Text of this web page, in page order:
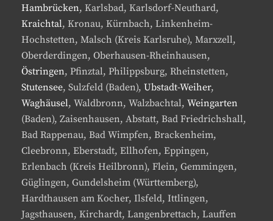
Hambrücken, Karlsbad, Karlsdorf-Neuthard,
Kraichtal, Kronau, Kürnbach, Linkenheim-
Hochstetten, Malsch (Kreis Karlsruhe), Marxzell,
Oberderdingen, Oberhausen-Rheinhausen,
Östringen, Pfinztal, Philippsburg, Rheinstetten,
Stutensee, Sulzfeld (Baden), Ubstadt-Weiher,
Waghäusel, Waldbronn, Walzbachtal, Weingarten
(Baden), Zaisenhausen, Abstatt, Bad Friedrichshall,
Bad Rappenau, Bad Wimpfen, Brackenheim,
Cleebronn, Eberstadt, Ellhofen, Eppingen,
Erlenbach (Kreis Heilbronn), Flein, Gemmingen,
Güglingen, Gundelsheim (Württemberg),
Hardthausen am Kocher, Ilsfeld, Ittlingen,
Jagsthausen, Kirchardt, Langenbrettach, Lauffen